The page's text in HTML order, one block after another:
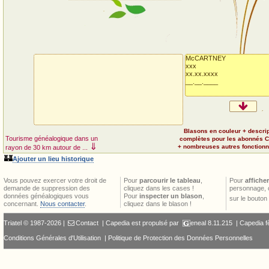
Tourisme généalogique dans un
rayon de 30 km autour de ...
⇓
McCARTNEY
xxx
xx.xx.xxxx
__.__.____
🏰Ajouter un lieu historique
Blasons en couleur +
complètes pour les abonnés
+ nombreuses autres
Vous pouvez exercer votre droit de
demande de suppression des
données généalogiques vous
concernant. Nous contacter.
Pour parcourir le tableau
cliquez dans les cases !
Pour inspecter un blason
cliquez dans le blason !
Pour
personnage,
sur le bouton
Triatel © 1987-2026 | Contact | Capedia est propulsé par eneal8.11.215 | Capedia
Conditions Générales d'Utilisation | Politique de Protection des Données Personnelles